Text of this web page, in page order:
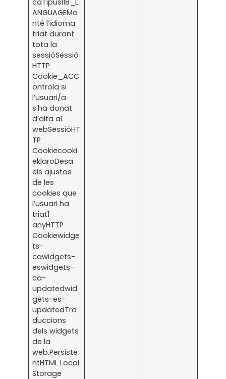
ANGUAGEMa
nté l’idioma
triat durant
tota la
sessióSessió
HTTP
Cookie_ACC
ontrola si
l’usuari/a
s’ha donat
d’alta al
webSessióHT
TP
Cookiecooki
eklaroDesa
els ajustos
de les
cookies que
l’usuari ha
triat1
anyHTTP
Cookiewidge
ts-
cawidgets-
eswidgets-
ca-
updatedwid
gets-es-
updatedTra
duccions
dels widgets
de la
web.Persiste
ntHTML Local
Storage